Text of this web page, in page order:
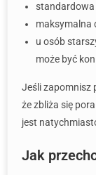
standardowa
maksymalna
u osób
może być
Jeśli zapomnisz
że zbliża się
jest
Jak